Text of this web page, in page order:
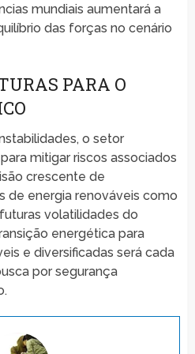
mundiais aumentará a
das forças no cenário
PARA O
o setor
mitigar riscos associados
crescente de
de energia renováveis como
volatilidades do
energética para
e diversificadas será cada
por segurança